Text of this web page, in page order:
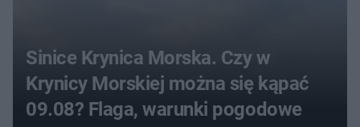
Sinice Krynica Morska. Czy w
Krynicy Morskiej można się kąpać
09.08? Flaga, warunki pogodowe